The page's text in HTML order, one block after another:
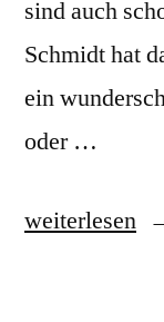
sind auch
Schmidt hat
ein
oder …
„Liebe
weiterlesen